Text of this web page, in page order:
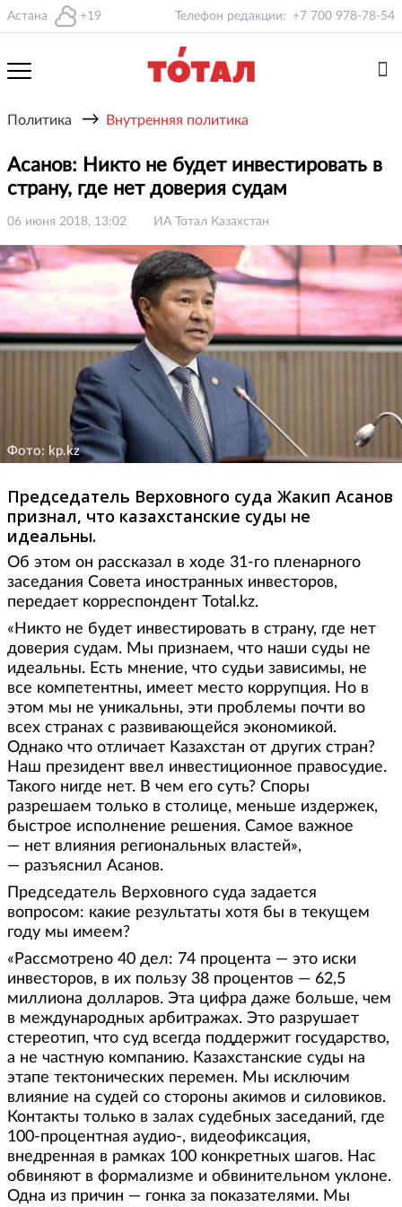
Астана +19 Телефон редакции: +7 700 978-78-54
Политика → Внутренняя политика
Асанов: Никто не будет инвестировать в
страну, где нет доверия судам
06 июня 2018, 13:02 ИА Тотал Казахстан
Фото: kp.kz
Председатель Верховного суда Жакип Асанов
признал, что казахстанские суды не
идеальны.
Об этом он рассказал в ходе 31-го пленарного
заседания Совета иностранных инвесторов,
передает корреспондент Total.kz.
«Никто не будет инвестировать в страну, где нет
доверия судам. Мы признаем, что наши суды не
идеальны. Есть мнение, что судьи зависимы, не
все компетентны, имеет место коррупция. Но в
этом мы не уникальны, эти проблемы почти во
всех странах с развивающейся экономикой.
Однако что отличает Казахстан от других стран?
Наш президент ввел инвестиционное правосудие.
Такого нигде нет. В чем его суть? Споры
разрешаем только в столице, меньше издержек,
быстрое исполнение решения. Самое важное
— нет влияния региональных властей»,
— разъяснил Асанов.
Председатель Верховного суда задается
вопросом: какие результаты хотя бы в текущем
году мы имеем?
«Рассмотрено 40 дел: 74 процента — это иски
инвесторов, в их пользу 38 процентов — 62,5
миллиона долларов. Эта цифра даже больше, чем
в международных арбитражах. Это разрушает
стереотип, что суд всегда поддержит государство,
а не частную компанию. Казахстанские суды на
этапе тектонических перемен. Мы исключим
влияние на судей со стороны акимов и силовиков.
Контакты только в залах судебных заседаний, где
100-процентная аудио-, видеофиксация,
внедренная в рамках 100 конкретных шагов. Нас
обвиняют в формализме и обвинительном уклоне.
Одна из причин — гонка за показателями. Мы